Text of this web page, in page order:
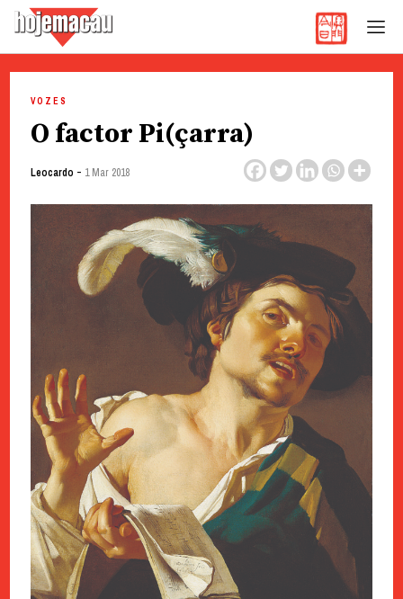
content
VOZES
O factor Pi(çarra)
Leocardo - 1 Mar 2018